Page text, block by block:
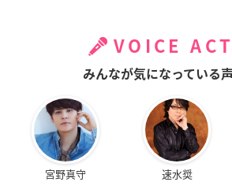
VOICE
みんなが気になっている
宮野真守 速水奨